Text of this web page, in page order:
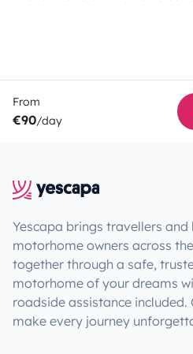
From
€90/day
Yescapa brings travellers
motorhome owners across
together through a safe,
motorhome of your dreams
roadside assistance included.
make every journey